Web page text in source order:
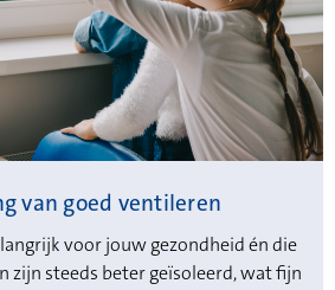
van goed ventileren
voor jouw gezondheid én die
zijn steeds beter geïsoleerd, wat fijn